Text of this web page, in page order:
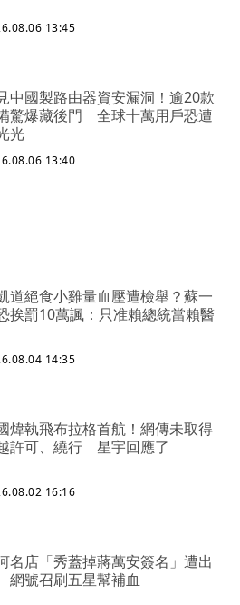
13:45
中國製路由器資安漏洞！逾20款
驚爆藏後門 全球十萬用戶恐遭
光
13:40
道絕食小雞量血壓遭檢舉？蘇一
挨罰10萬諷：只准賴總統當賴醫
14:35
煒執飛布拉格首航！網傳未取得
許可、繞行 星宇回應了
16:16
名店「秀蓋掉蔣萬安簽名」遭出
號召刷五星幫補血